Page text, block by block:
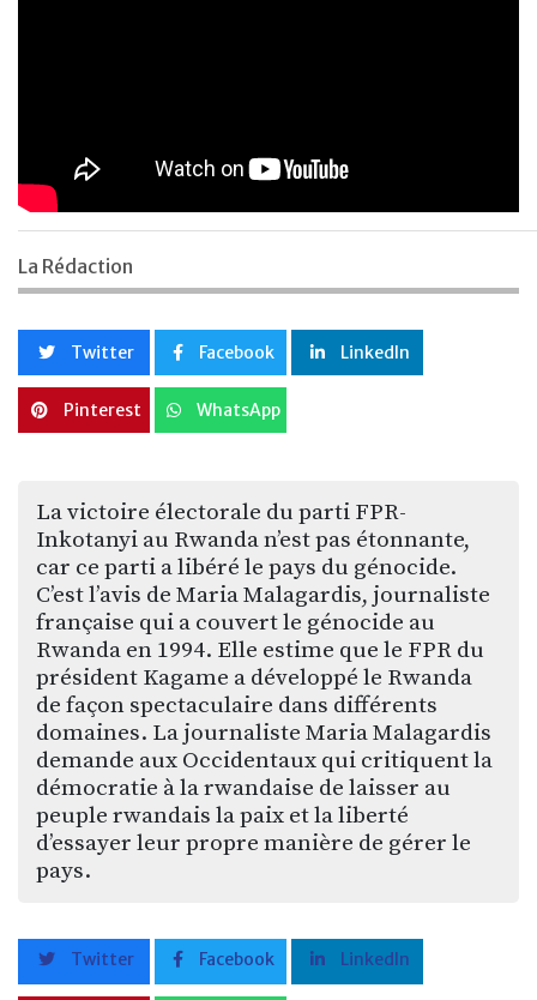
La Rédaction
Twitter Facebook LinkedIn
Pinterest WhatsApp
La victoire électorale du parti FPR-
Inkotanyi au Rwanda n’est pas étonnante,
car ce parti a libéré le pays du génocide.
C’est l’avis de Maria Malagardis, journaliste
française qui a couvert le génocide au
Rwanda en 1994. Elle estime que le FPR du
président Kagame a développé le Rwanda
de façon spectaculaire dans différents
domaines. La journaliste Maria Malagardis
demande aux Occidentaux qui critiquent la
démocratie à la rwandaise de laisser au
peuple rwandais la paix et la liberté
d’essayer leur propre manière de gérer le
pays.
Twitter Facebook LinkedIn